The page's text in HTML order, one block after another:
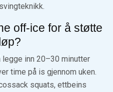
off-ice for å støtte
inn 20–30 minutter
time på is gjennom uken.
squats, ettbeins